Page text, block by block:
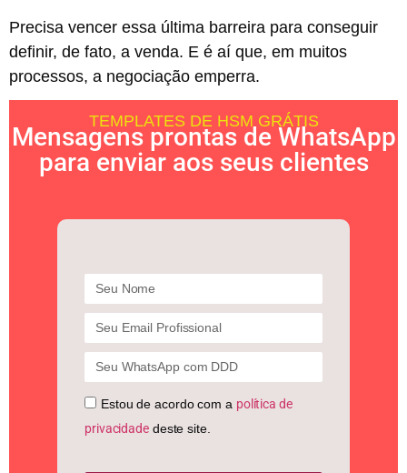
Precisa vencer essa última barreira para conseguir
definir, de fato, a venda. E é aí que, em muitos
processos, a negociação emperra.
TEMPLATES DE HSM GRÁTIS
Mensagens prontas de WhatsApp
para enviar aos seus clientes
Estou de acordo com a política de
privacidadedeste site.